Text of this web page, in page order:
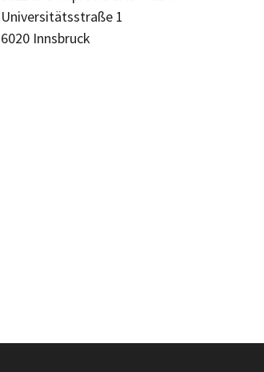
Universitätsstraße 1
6020 Innsbruck